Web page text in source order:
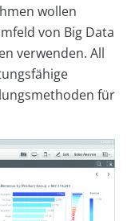
wollen
von Big Data
verwenden. All
für